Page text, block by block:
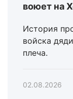
воюет на
История
войска
плеча.
02.08.2026